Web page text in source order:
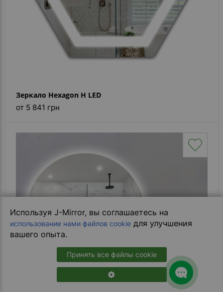
Используя J-Mirror, вы соглашаетесь на
использование нами файлов cookie для улучшения
вашего опыта.
Принять все файлы cookie
Зеркало Hexagon H LED
от 5 841 грн